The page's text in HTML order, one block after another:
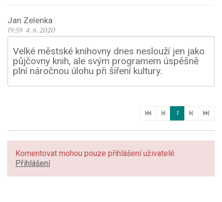
Jan Zelenka
19:59 4. 6. 2020
Velké městské knihovny dnes neslouží jen jako
půjčovny knih, ale svým programem úspěšně
plní náročnou úlohu při šíření kultury.
1
Komentovat mohou pouze přihlášení uživatelé.
Přihlášení